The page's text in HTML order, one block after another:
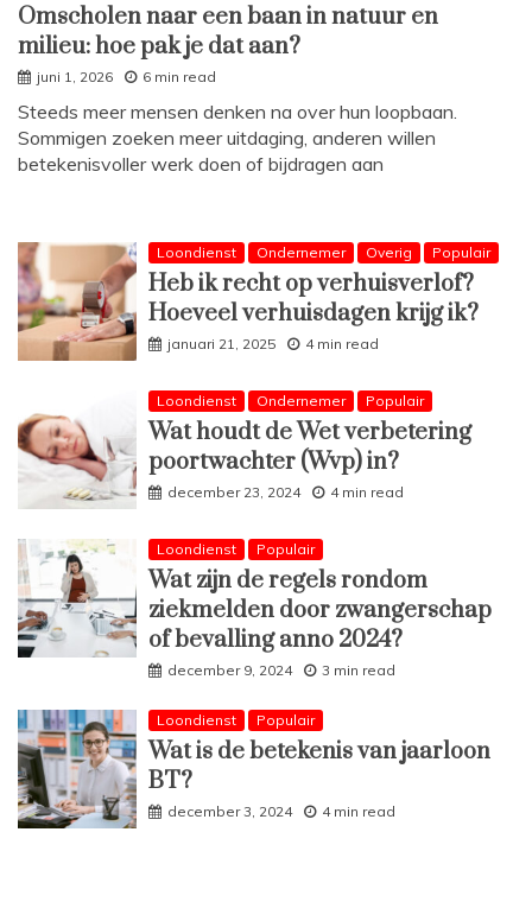
Omscholen naar een baan in natuur en
milieu: hoe pak je dat aan?
juni 1, 2026 6 min read
Steeds meer mensen denken na over hun loopbaan.
Sommigen zoeken meer uitdaging, anderen willen
betekenisvoller werk doen of bijdragen aan
Loondienst Ondernemer Overig Populair
Heb ik recht op verhuisverlof?
Hoeveel verhuisdagen krijg ik?
januari 21, 2025 4 min read
Loondienst Ondernemer Populair
Wat houdt de Wet verbetering
poortwachter (Wvp) in?
december 23, 2024 4 min read
Loondienst Populair
Wat zijn de regels rondom
ziekmelden door zwangerschap
of bevalling anno 2024?
december 9, 2024 3 min read
Loondienst Populair
Wat is de betekenis van jaarloon
BT?
december 3, 2024 4 min read